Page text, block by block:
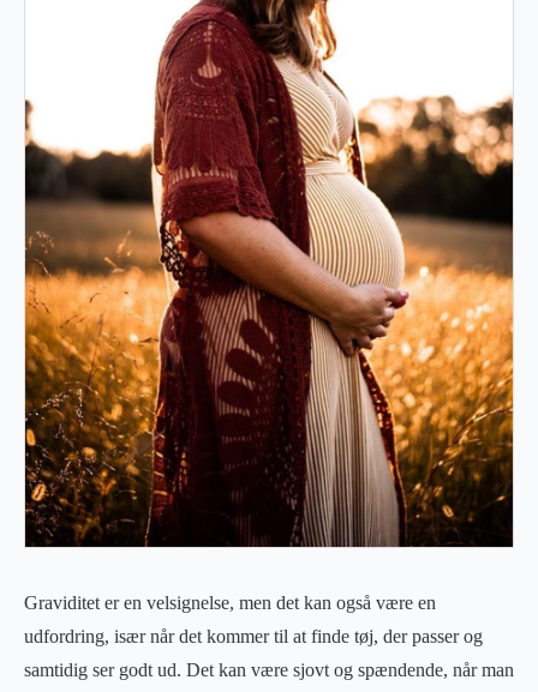
Graviditet er en velsignelse, men det kan også være en
udfordring, især når det kommer til at finde tøj, der passer og
samtidig ser godt ud. Det kan være sjovt og spændende, når man